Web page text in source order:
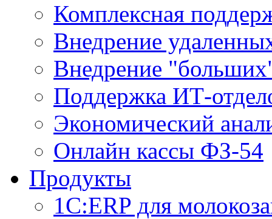
Комплексная
Внедрение
Внедрение
Поддержка ИТ-
Экономический
Онлайн кассы ФЗ-54
Продукты
1С:ERP для